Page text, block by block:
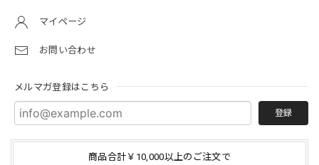
マイページ
お問い合わせ
メルマガ登録はこちら
登録
商品合計￥10,000以上のご注文で